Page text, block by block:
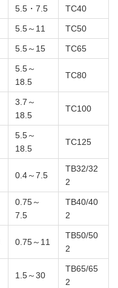
5.5・7.5 TC40
5.5～11 TC50
5.5～15 TC65
5.5～
18.5
TC80
3.7～
18.5
TC100
5.5～
18.5
TC125
0.4～7.5
TB32/32
2
0.75～
7.5
TB40/40
2
0.75～11
TB50/50
2
1.5～30
TB65/65
2